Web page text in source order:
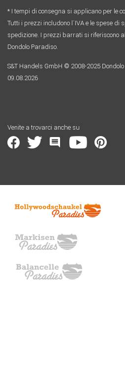
* I tempi di consegna si applicano per le
Tutti i prezzi includono l´IVA e le spese di
spedizione. I prezzi barrati si riferiscono
Dondolo Paradiso.
S&T Handels GmbH © 2008-2025
09.08.2026
Venite a trovarci anche su